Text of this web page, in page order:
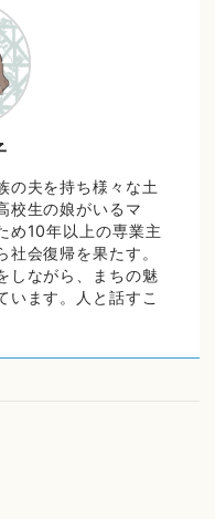
の夫を持ち様々な土
校生の娘がいるマ
め10年以上の専業主
会復帰を果たす。
しながら、まちの魅
います。人と話すこ